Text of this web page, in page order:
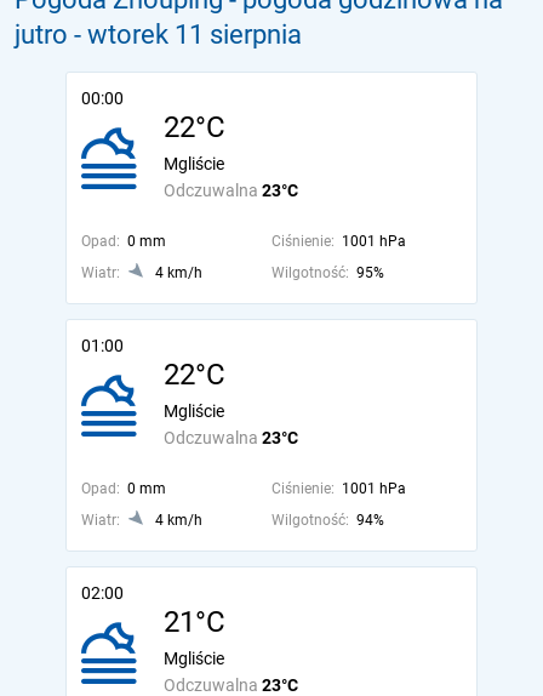
jutro - wtorek 11 sierpnia
00:00
22°C
Odczuwalna 23°C
Mgliście
Opad: 0 mm Ciśnienie: 1001 hPa
Wiatr:
4 km/h Wilgotność: 95%
01:00
22°C
Odczuwalna 23°C
Mgliście
Opad: 0 mm Ciśnienie: 1001 hPa
Wiatr:
4 km/h Wilgotność: 94%
02:00
21°C
Odczuwalna 23°C
Mgliście